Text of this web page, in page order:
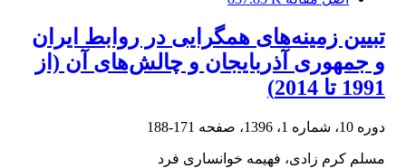
تبیین زمینه‌های همگرایی در روابط ایران
و جمهوری آذربایجان و چالش‌های آن (از
1991 تا 2014)
دوره 10، شماره 1، 1396، صفحه 171-188
مسلم کرم زادی، فهیمه خوانساری فرد